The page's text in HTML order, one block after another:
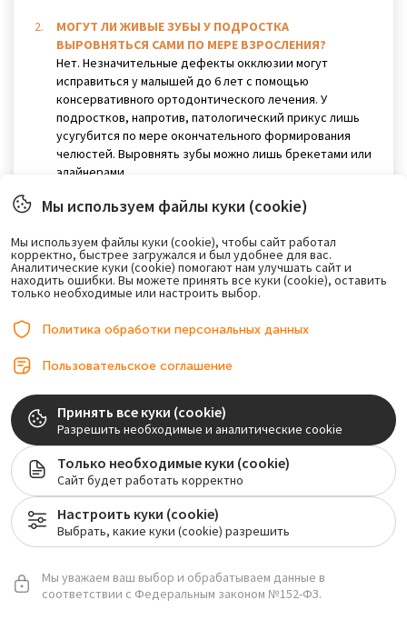
МОГУТ ЛИ ЖИВЫЕ ЗУБЫ У ПОДРОСТКА
ВЫРОВНЯТЬСЯ САМИ ПО МЕРЕ ВЗРОСЛЕНИЯ?
Нет. Незначительные дефекты окклюзии могут
исправиться у малышей до 6 лет с помощью
консервативного ортодонтического лечения. У
подростков, напротив, патологический прикус лишь
усугубится по мере окончательного формирования
челюстей. Выровнять зубы можно лишь брекетами или
элайнерами.
ЧТО БУДЕТ, ЕСЛИ НЕ ИСПРАВИТЬ ПРИКУС
Если не выровнять зубы в подростковом возрасте, по
мере взросления это приведет к:
частым сколам эмали, трещинам зубов, переломам
обильному скоплению зубного камня из-за
постоянному воспалению десен – гингивиту,
пародонтиту;
неправильному и некрасивому формированию
лицевых черт;
раннему старению лица;
дисфункции височно-нижнечелюстного сустава –
пережевывания, разговора, зевания;
неправильной дикции – речь будет нечеткая,
Мы используем файлы куки (cookie)
Мы используем файлы куки (cookie), чтобы сайт работал
корректно, быстрее загружался и был удобнее для вас.
Аналитические куки (cookie) помогают нам улучшать сайт и
находить ошибки. Вы можете принять все куки (cookie), оставить
только необходимые или настроить выбор.
Политика обработки персональных данных
Пользовательское соглашение
Принять все куки (cookie)
Разрешить необходимые и аналитические cookie
Только необходимые куки (cookie)
Сайт будет работать корректно
Настроить куки (cookie)
Выбрать, какие куки (cookie) разрешить
Мы уважаем ваш выбор и обрабатываем данные в
соответствии с Федеральным законом №152-ФЗ.